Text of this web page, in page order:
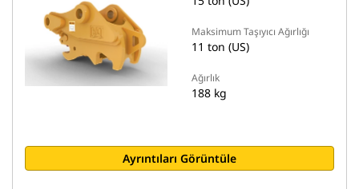
Maksimum Taşıyıcı Ağırlığı
11 ton (US)
Ağırlık
188 kg
Ayrıntıları Görüntüle